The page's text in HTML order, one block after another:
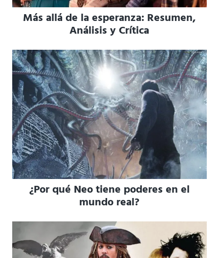
Más allá de la esperanza: Resumen,
Análisis y Crítica
¿Por qué Neo tiene poderes en el
mundo real?